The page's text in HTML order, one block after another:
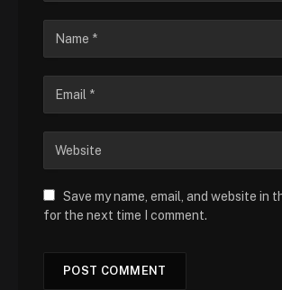
Save my name, email, and website in
for the next time I comment.